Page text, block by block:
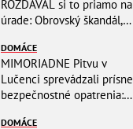
ROZDÁVAL si to priamo na
úrade: Obrovský škandál,
DOMÁCE
MIMORIADNE Pitvu v
Lučenci sprevádzali prísne
bezpečnostné opatrenia:
DOMÁCE